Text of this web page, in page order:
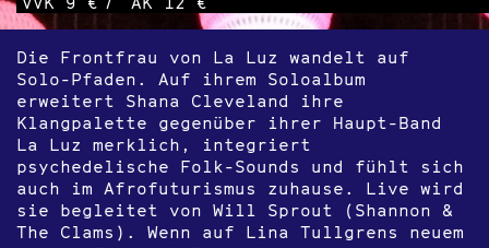
Die Frontfrau von La Luz wandelt auf
Solo-Pfaden. Auf ihrem Soloalbum
erweitert Shana Cleveland ihre
Klangpalette gegenüber ihrer Haupt-Band
La Luz merklich, integriert
psychedelische Folk-Sounds und fühlt sich
auch im Afrofuturismus zuhause. Live wird
sie begleitet von Will Sprout (Shannon &
The Clams). Wenn auf Lina Tullgrens neuem